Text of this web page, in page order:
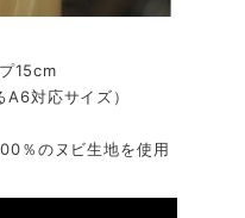
15cm
A6対応サイズ）
％のヌビ生地を使用